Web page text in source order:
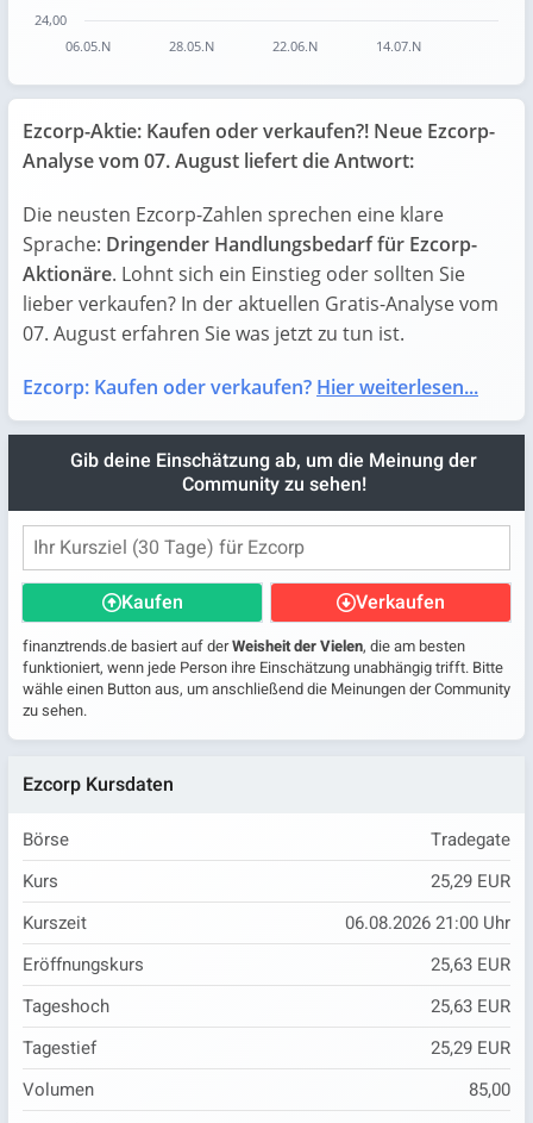
06.05.N 28.05.N 22.06.N 14.07.N
24,00
Ezcorp-Aktie: Kaufen oder verkaufen?! Neue Ezcorp-
Analyse vom 07. August liefert die Antwort:
Die neusten Ezcorp-Zahlen sprechen eine klare
Sprache: Dringender Handlungsbedarf für Ezcorp-
Aktionäre. Lohnt sich ein Einstieg oder sollten Sie
lieber verkaufen? In der aktuellen Gratis-Analyse vom
07. August erfahren Sie was jetzt zu tun ist.
Ezcorp: Kaufen oder verkaufen? Hier weiterlesen...
Gib deine Einschätzung ab, um die Meinung der
Community zu sehen!
Kaufen Verkaufen
finanztrends.de basiert auf derWeisheit der Vielen, die am besten
funktioniert, wenn jede Person ihre Einschätzung unabhängig trifft. Bitte
wähle einen Button aus, um anschließend die Meinungen der Community
zu sehen.
Ezcorp Kursdaten
Börse
Tradegate
Kurs
25,29 EUR
Kurszeit
06.08.2026 21:00 Uhr
Eröffnungskurs
25,63 EUR
Tageshoch
25,63 EUR
Tagestief
25,29 EUR
Volumen
85,00